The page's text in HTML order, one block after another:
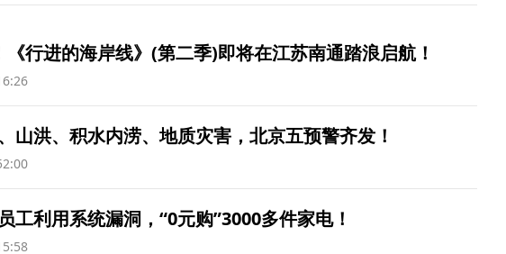
行进的海岸线》(第二季)即将在江苏南通踏浪启航！
山洪、积水内涝、地质灾害，北京五预警齐发！
工利用系统漏洞，“0元购”3000多件家电！